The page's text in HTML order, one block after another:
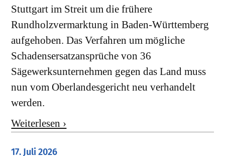
Stuttgart im Streit um die frühere
Rundholzvermarktung in Baden-Württemberg
aufgehoben. Das Verfahren um mögliche
Schadensersatzansprüche von 36
Sägewerksunternehmen gegen das Land muss
nun vom Oberlandesgericht neu verhandelt
werden.
Weiterlesen ›
17. Juli 2026